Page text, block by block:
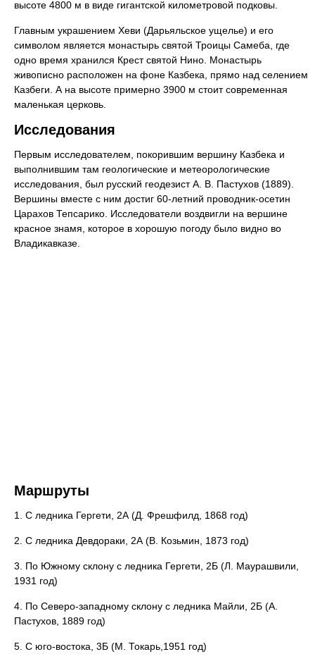
высоте 4800 м в виде гигантской километровой подковы.
Главным украшением Хеви (Дарьяльское ущелье) и его
символом является монастырь святой Троицы Самеба, где
одно время хранился Крест святой Нино. Монастырь
живописно расположен на фоне Казбека, прямо над селением
Казбеги. А на высоте примерно 3900 м стоит современная
маленькая церковь.
Исследования
Первым исследователем, покорившим вершину Казбека и
выполнившим там геологические и метеорологические
исследования, был русский геодезист А. В. Пастухов (1889).
Вершины вместе с ним достиг 60-летний проводник-осетин
Царахов Тепсарико. Исследователи воздвигли на вершине
красное знамя, которое в хорошую погоду было видно во
Владикавказе.
Маршруты
1. С ледника Гергети, 2А (Д. Фрешфилд, 1868 год)
2. С ледника Девдораки, 2А (В. Козьмин, 1873 год)
3. По Южному склону с ледника Гергети, 2Б (Л. Маурашвили,
1931 год)
4. По Северо-западному склону с ледника Майли, 2Б (А.
Пастухов, 1889 год)
5. С юго-востока, 3Б (М. Токарь,1951 год)